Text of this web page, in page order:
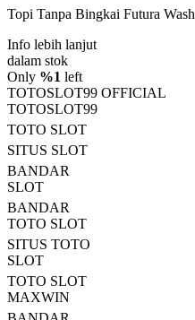
bintang,
rating
rata-
rata.
Read
13
Reviews.
Tautan
halaman
yang
sama.
Topi Tanpa Bingkai Futura Wash
Info lebih lanjut
dalam stok
Only %1 left
TOTOSLOT99 OFFICIAL
TOTOSLOT99
TOTO SLOT
SITUS SLOT
BANDAR
SLOT
BANDAR
TOTO SLOT
SITUS TOTO
SLOT
TOTO SLOT
MAXWIN